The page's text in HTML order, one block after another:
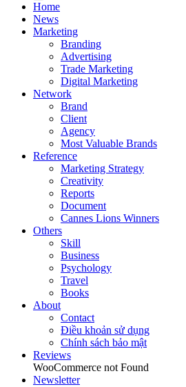
Home
News
Marketing
Branding
Advertising
Trade Marketing
Digital Marketing
Network
Brand
Client
Agency
Most Valuable Brands
Reference
Marketing Strategy
Creativity
Reports
Document
Cannes Lions Winners
Others
Skill
Business
Psychology
Travel
Books
About
Contact
Điều khoản sử dụng
Chính sách bảo mật
Reviews
WooCommerce not Found
Newsletter